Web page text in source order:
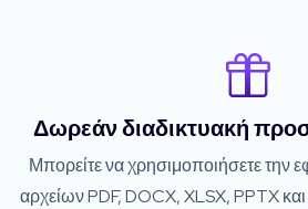
Δωρεάν διαδικτυακή
Μπορείτε να χρησιμοποιήσετε την
αρχείων PDF, DOCX, XLSX, PPTX